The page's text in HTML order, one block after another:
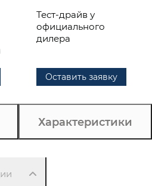
Тест-драйв у
официального
дилера
Оставить заявку
Характеристики